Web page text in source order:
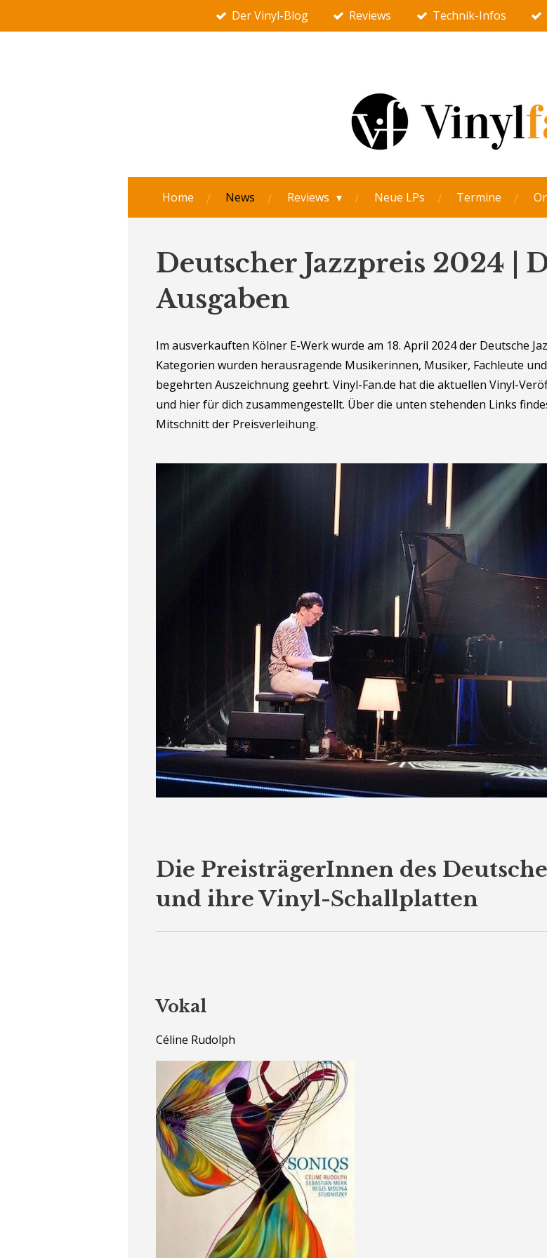
Hauptinhalt
Der Vinyl-Blog Reviews Technik-Infos
Home News Reviews Neue LPs Termine
Deutscher Jazzpreis 2024 |
Ausgaben
Im ausverkauften Kölner E-Werk wurde am 18. April 2024 der Deutsche
Kategorien wurden herausragende Musikerinnen, Musiker, Fachleute
begehrten Auszeichnung geehrt. Vinyl-Fan.de hat die aktuellen Vinyl-
und hier für dich zusammengestellt. Über die unten stehenden Links
Mitschnitt der Preisverleihung.
Die PreisträgerInnen des
und ihre Vinyl-Schallplatten
Vokal
Céline Rudolph